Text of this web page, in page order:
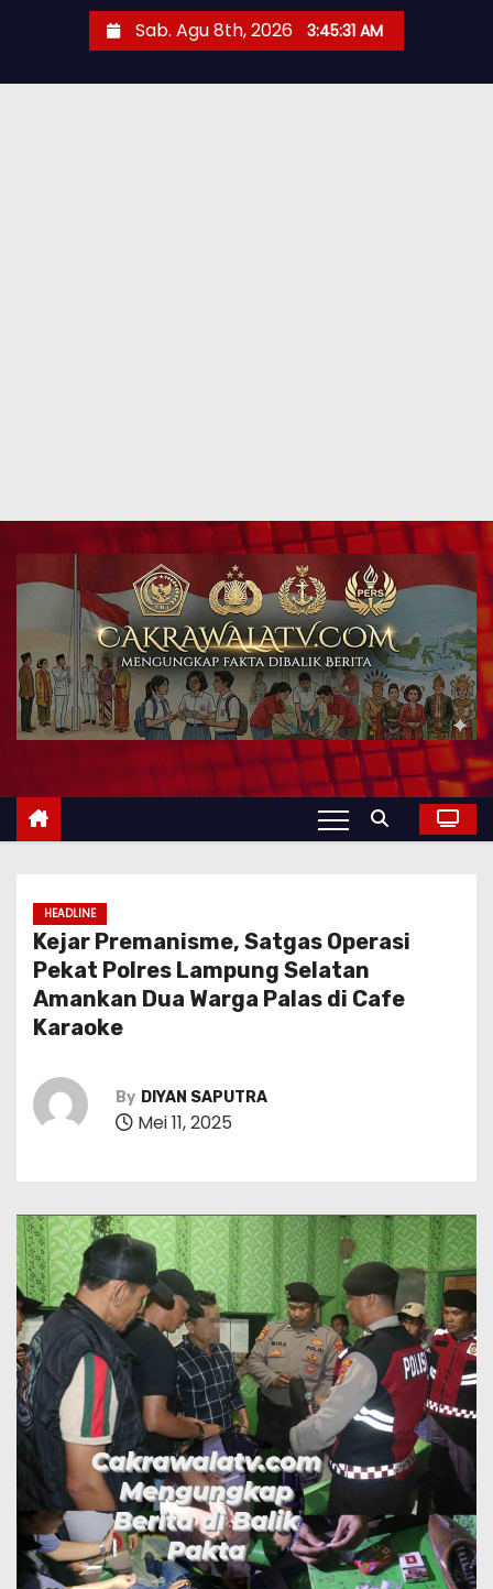
Sab. Agu 8th, 2026 3:45:33 AM
HEADLINE
Kejar Premanisme, Satgas Operasi
Pekat Polres Lampung Selatan
Amankan Dua Warga Palas di Cafe
Karaoke
By DIYAN SAPUTRA
Mei 11, 2025